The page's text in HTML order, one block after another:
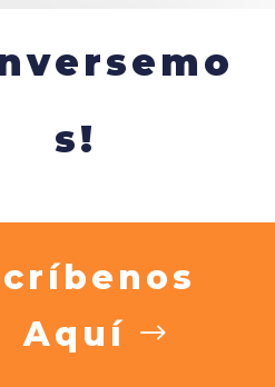
s!
Aquí